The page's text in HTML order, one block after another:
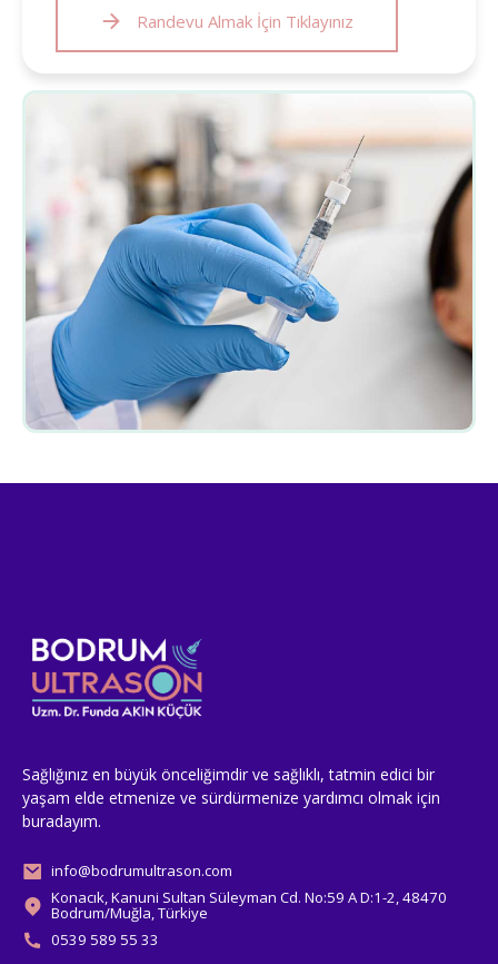
Randevu Almak İçin Tıklayınız
Sağlığınız en büyük önceliğimdir ve sağlıklı, tatmin edici bir
yaşam elde etmenize ve sürdürmenize yardımcı olmak için
buradayım.
info@bodrumultrason.com
Konacık, Kanuni Sultan Süleyman Cd. No:59 A D:1-2, 48470
Bodrum/Muğla, Türkiye
0539 589 55 33